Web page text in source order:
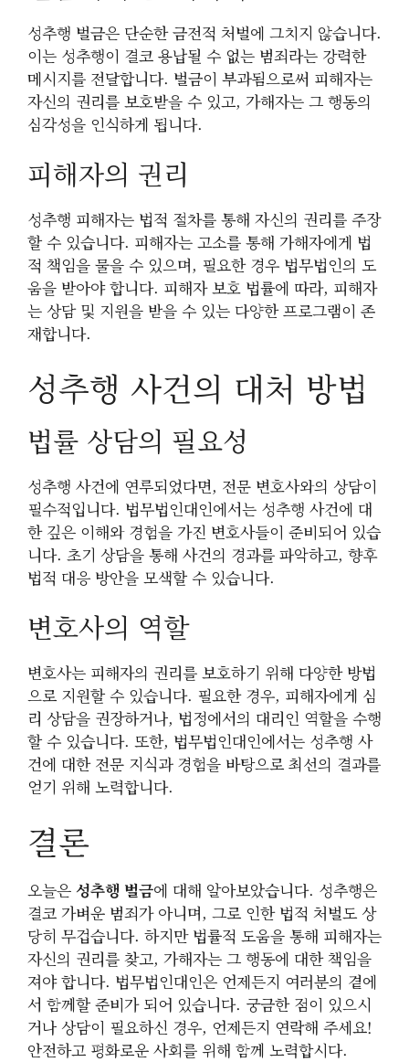
성추행 벌금은 단순한 금전적 처벌에 그치지 않습니다.
이는 성추행이 결코 용납될 수 없는 범죄라는 강력한
메시지를 전달합니다. 벌금이 부과됨으로써 피해자는
자신의 권리를 보호받을 수 있고, 가해자는 그 행동의
심각성을 인식하게 됩니다.
피해자의 권리
성추행 피해자는 법적 절차를 통해 자신의 권리를 주장
할 수 있습니다. 피해자는 고소를 통해 가해자에게 법
적 책임을 물을 수 있으며, 필요한 경우 법무법인의 도
움을 받아야 합니다. 피해자 보호 법률에 따라, 피해자
는 상담 및 지원을 받을 수 있는 다양한 프로그램이 존
재합니다.
성추행 사건의 대처 방법
법률 상담의 필요성
성추행 사건에 연루되었다면, 전문 변호사와의 상담이
필수적입니다. 법무법인대인에서는 성추행 사건에 대
한 깊은 이해와 경험을 가진 변호사들이 준비되어 있습
니다. 초기 상담을 통해 사건의 경과를 파악하고, 향후
법적 대응 방안을 모색할 수 있습니다.
변호사의 역할
변호사는 피해자의 권리를 보호하기 위해 다양한 방법
으로 지원할 수 있습니다. 필요한 경우, 피해자에게 심
리 상담을 권장하거나, 법정에서의 대리인 역할을 수행
할 수 있습니다. 또한, 법무법인대인에서는 성추행 사
건에 대한 전문 지식과 경험을 바탕으로 최선의 결과를
얻기 위해 노력합니다.
결론
오늘은 성추행 벌금에 대해 알아보았습니다. 성추행은
결코 가벼운 범죄가 아니며, 그로 인한 법적 처벌도 상
당히 무겁습니다. 하지만 법률적 도움을 통해 피해자는
자신의 권리를 찾고, 가해자는 그 행동에 대한 책임을
져야 합니다. 법무법인대인은 언제든지 여러분의 곁에
서 함께할 준비가 되어 있습니다. 궁금한 점이 있으시
거나 상담이 필요하신 경우, 언제든지 연락해 주세요!
안전하고 평화로운 사회를 위해 함께 노력합시다.